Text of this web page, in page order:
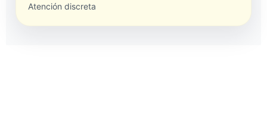
Atención discreta